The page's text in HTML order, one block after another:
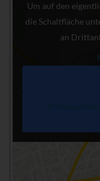
Um auf den
die Schaltfläche
an